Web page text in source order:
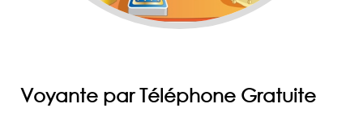
Voyante par Téléphone Gratuite